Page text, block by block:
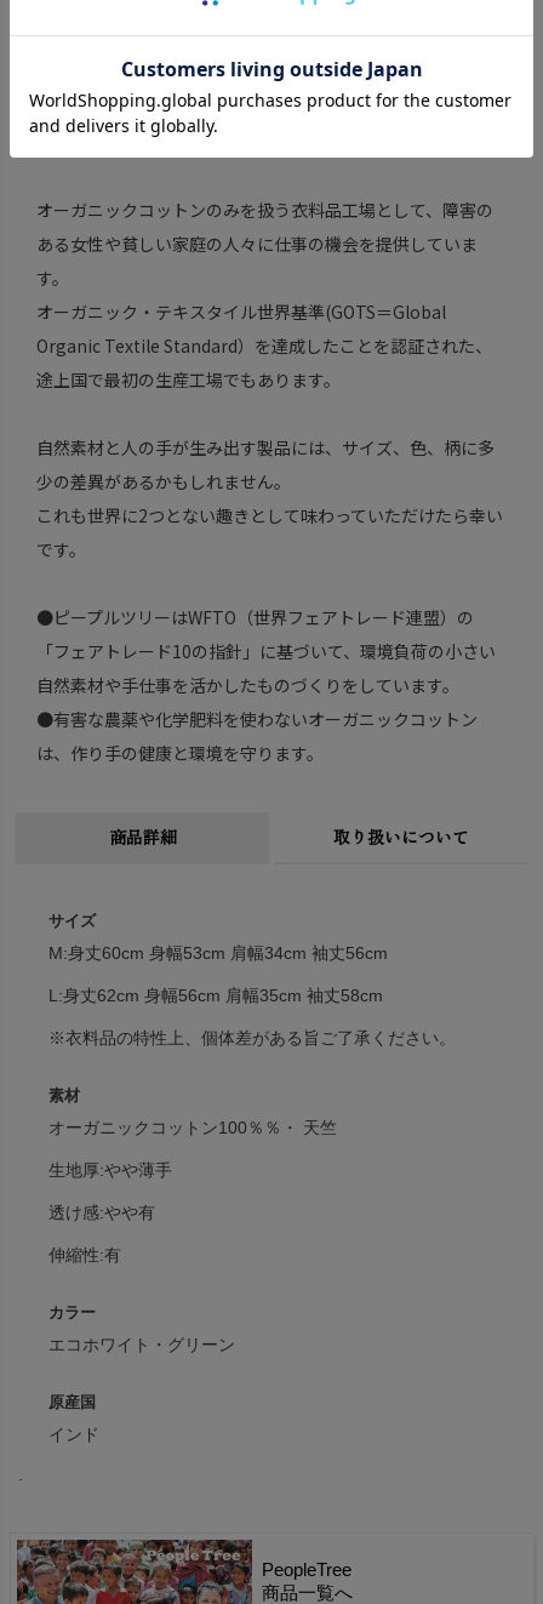
オーガニックコットンのみを扱う衣料品工場として、障害の
ある女性や貧しい家庭の人々に仕事の機会を提供していま
す。
オーガニック・テキスタイル世界基準(GOTS＝Global
Organic Textile Standard）を達成したことを認証された、
途上国で最初の生産工場でもあります。
自然素材と人の手が生み出す製品には、サイズ、色、柄に多
少の差異があるかもしれません。
これも世界に2つとない趣きとして味わっていただけたら幸い
です。
●ピープルツリーはWFTO（世界フェアトレード連盟）の
「フェアトレード10の指針」に基づいて、環境負荷の小さい
自然素材や手仕事を活かしたものづくりをしています。
●有害な農薬や化学肥料を使わないオーガニックコットン
は、作り手の健康と環境を守ります。
商品詳細 取り扱いについて
サイズ
M:身丈60cm 身幅53cm 肩幅34cm 袖丈56cm
L:身丈62cm 身幅56cm 肩幅35cm 袖丈58cm
※衣料品の特性上、個体差がある旨ご了承ください。
素材
オーガニックコットン100％％・ 天竺
生地厚:やや薄手
透け感:やや有
伸縮性:有
カラー
エコホワイト・グリーン
原産国
インド
PeopleTree
商品一覧へ